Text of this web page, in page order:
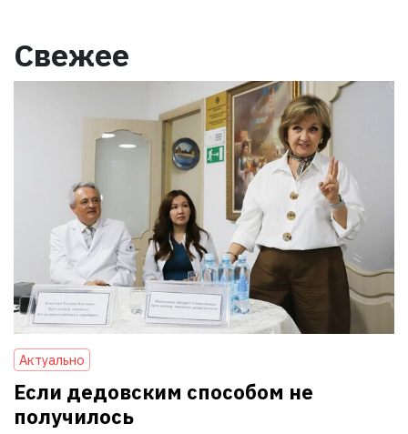
Свежее
Актуально
Если дедовским способом не
получилось